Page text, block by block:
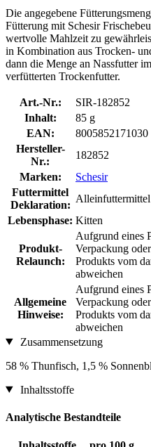
Die angegebene
Fütterung mit Schesir
wertvolle Mahlzeit zu
in Kombination aus Trocken-
dann die Menge an Nassfutter
verfütterten Trockenfutter.
Art.-Nr.:
SIR-182852
Inhalt:
85 g
EAN:
8005852171030
Hersteller-
Nr.:
182852
Marken:
Schesir
Futtermittel
Deklaration:
Alleinfuttermittel
Lebensphase: Kitten
Produkt-
Relaunch:
Aufgrund eines
Verpackung
Produkts vom
abweichen
Allgemeine
Hinweise:
Aufgrund eines
Verpackung
Produkts vom
abweichen
Zusammensetzung
58 % Thunfisch, 1,5 %
Inhaltsstoffe
Analytische Bestandteile